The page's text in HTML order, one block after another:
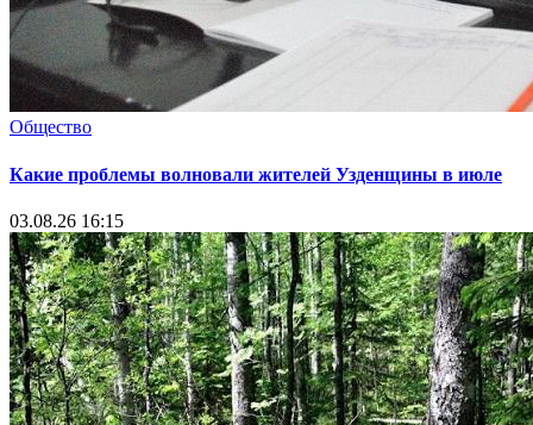
Общество
Какие проблемы волновали жителей Узденщины в июле
03.08.26 16:15